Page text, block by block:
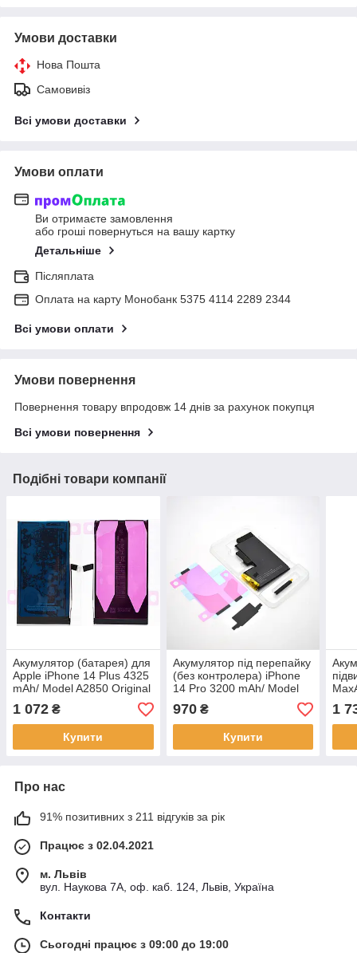
Умови доставки
Нова Пошта
Самовивіз
Всі умови доставки
Умови оплати
Ви отримаєте замовлення
або гроші повернуться на вашу картку
Детальніше
Післяплата
Оплата на карту Монобанк 5375 4114 2289 2344
Всі умови оплати
Умови повернення
Повернення товару впродовж 14 днів за рахунок покупця
Всі умови повернення
Подібні товари компанії
Акумулятор (батарея) для
Apple iPhone 14 Plus 4325
mAh/ Model A2850 Original
1 072 ₴
Купити
Акумулятор під перепайку
(без контролера) iPhone
14 Pro 3200 mAh/ Model
A2866 Original
970₴
Купити
14
1
Про нас
91% позитивних з 211 відгуків за рік
Працює з 02.04.2021
м. Львів
вул. Наукова 7А, оф. каб. 124, Львів, Україна
Контакти
Сьогодні працює з 09:00 до 19:00